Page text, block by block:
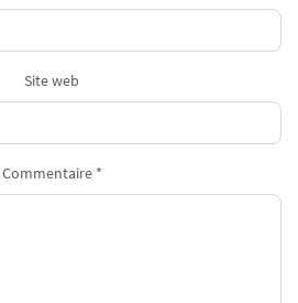
Site web
Commentaire *